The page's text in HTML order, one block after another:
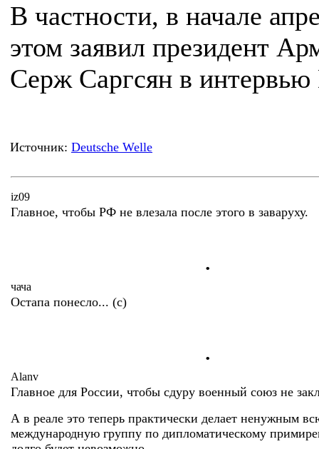
В частности, в начале
этом заявил президент
Серж Саргсян в интервью
Источник: Deutsche Welle
iz09
Главное, чтобы РФ не влезала после этого в заваруху.
.
чача
Остапа понесло... (с)
.
Alanv
Главное для России, чтобы сдуру военный союз не
А в реале это теперь практически делает ненужным
международную группу по дипломатическому